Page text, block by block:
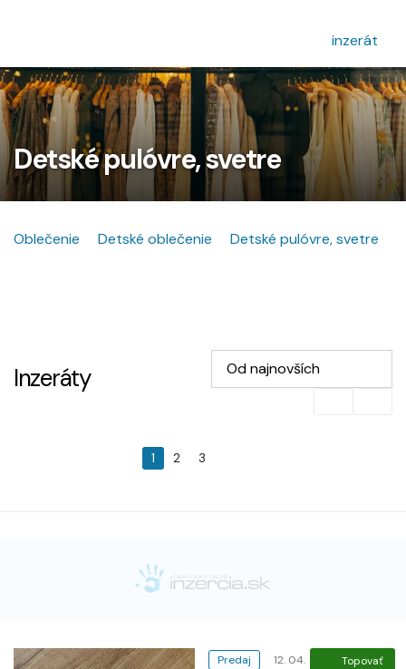
inzerát
Detské pulóvre, svetre
Oblečenie Detské oblečenie Detské pulóvre, svetre
Inzeráty Od najnovších
1 2 3
Predaj
12. 04.
Topovať